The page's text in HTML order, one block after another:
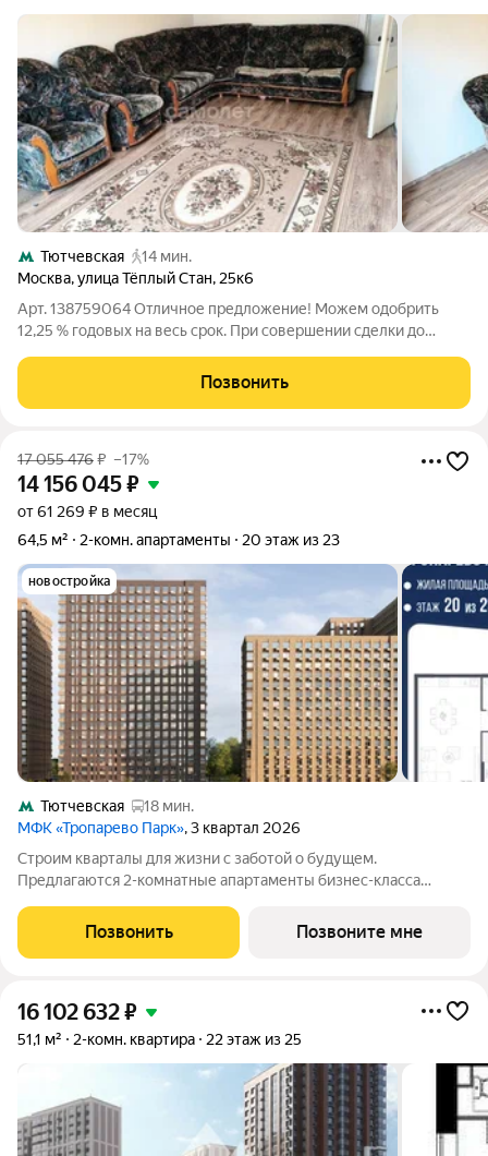
Тютчевская
14 мин.
Москва,улица Тёплый Стан, 25к6
Арт. 138759064 Отличное предложение! Можем одобрить
12,25 % годовых на весь срок. При совершении сделки до
ПОЕЗДКУ В ТУРЦИЮ на 8 дней на двоих (проживание, завтрак
и экскурсии). В продаже 2-ая
Позвонить
17 055 476₽ –17%
14 156 045₽
от 61 269 ₽ в месяц
64,5 м²
2-комн. апартаменты 20 этаж из 23
новостройка
Тютчевская
18 мин.
МФК «Тропарево Парк», 3 квартал 2026
Строим кварталы для жизни с заботой о будущем.
Предлагаются 2-комнатные апартаменты бизнес-класса
этаже, в жилом комплексе "Тропарево Парк".Проект строится
полностью с отделкой, которая
Позвонить Позвоните мне
16 102 632₽
51,1 м² 2-комн. квартира 22 этаж из 25